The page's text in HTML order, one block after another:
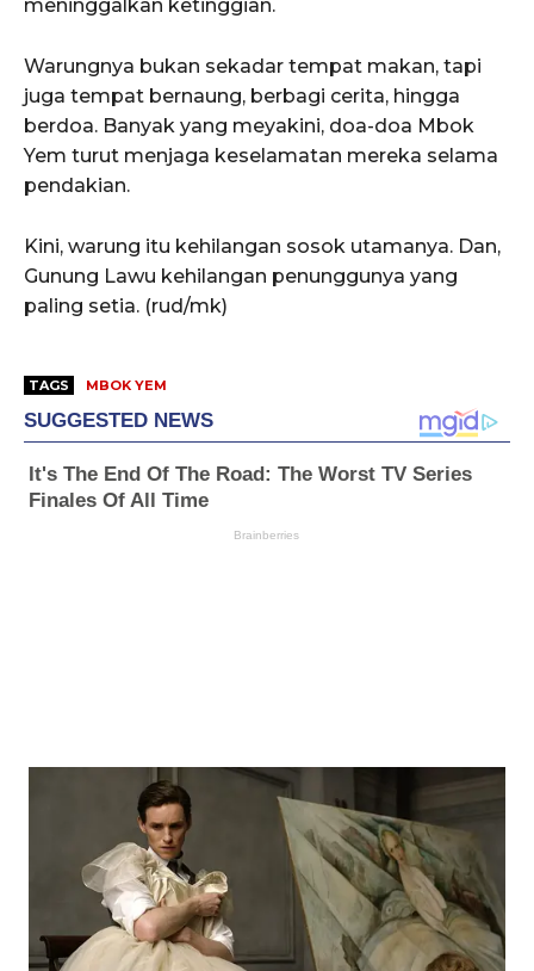
meninggalkan ketinggian.
Warungnya bukan sekadar tempat makan, tapi
juga tempat bernaung, berbagi cerita, hingga
berdoa. Banyak yang meyakini, doa-doa Mbok
Yem turut menjaga keselamatan mereka selama
pendakian.
Kini, warung itu kehilangan sosok utamanya. Dan,
Gunung Lawu kehilangan penunggunya yang
paling setia. (rud/mk)
TAGS MBOK YEM